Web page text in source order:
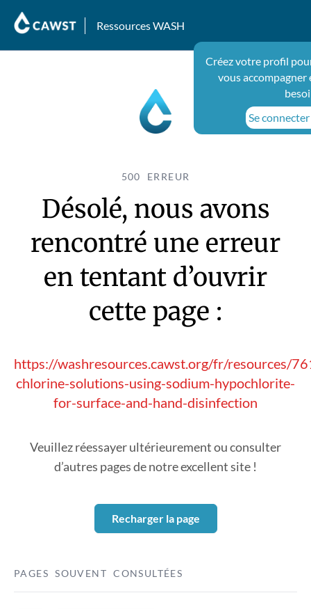
Ressources WASH
Créez votre profil
vous accompagner
Se
500 ERREUR
Désolé, nous avons
rencontré une erreur
en tentant d’ouvrir
cette page :
https://washresources.cawst.org/fr/resources/
chlorine-solutions-using-sodium-hypochlorite-
for-surface-and-hand-disinfection
Veuillez réessayer ultérieurement ou consulter
d’autres pages de notre excellent site !
Recharger la page
PAGES SOUVENT CONSULTÉES